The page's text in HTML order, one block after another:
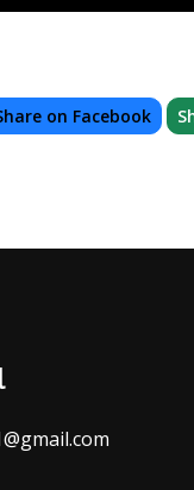
on Facebook